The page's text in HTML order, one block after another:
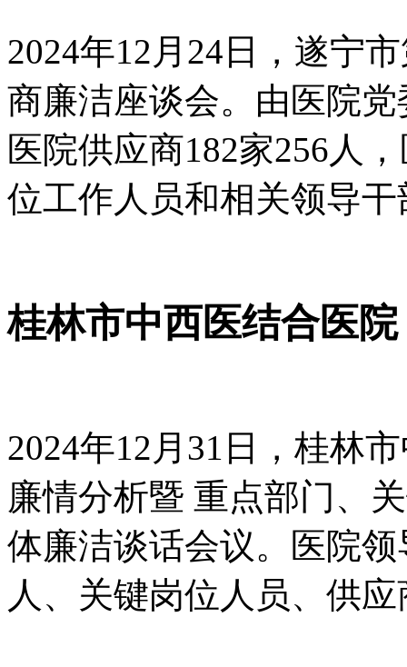
2024年12月24日，遂宁
商廉洁座谈会。由医院
医院供应商182家256人
位工作人员和相关领导
桂林市中西医结合医院
2024年12月31日，桂林
廉情分析暨 重点部门、
体廉洁谈话会议。医院
人、关键岗位人员、供